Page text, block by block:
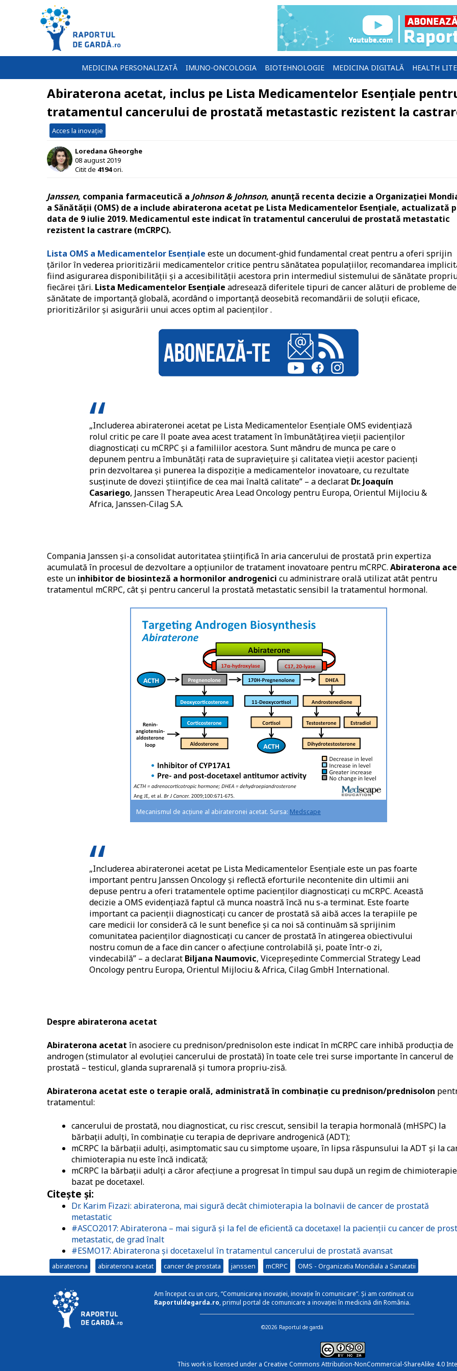
MEDICINA PERSONALIZATĂ IMUNO-ONCOLOGIA BIOTEHNOLOGIE MEDICINA DIGITALĂ HEALTH
Abiraterona acetat, inclus pe Lista Medicamentelor Esențiale
tratamentul cancerului de prostată metastastic rezistent la
Acces la inovație
Loredana Gheorghe
08 august 2019
Citit de 4194ori.
Janssen, compania farmaceutică a Johnson & Johnson, anunţă recenta decizie a Organizației
a Sănătății (OMS) de a include abiraterona acetat pe Lista Medicamentelor Esențiale, actualizată
data de 9 iulie 2019. Medicamentul este indicat în tratamentul cancerului de prostată metastatic
rezistent la castrare (mCRPC).
Lista OMS a Medicamentelor Esențiale este un document-ghid fundamental creat pentru a oferi sprijin
ţărilor în vederea prioritizării medicamentelor critice pentru sănătatea populaţiilor, recomandarea
fiind asigurarea disponibilităţii şi a accesibilităţii acestora prin intermediul sistemului de sănătate
fiecărei țări. Lista Medicamentelor Esențiale adresează diferitele tipuri de cancer alături de probleme de
sănătate de importanță globală, acordând o importanță deosebită recomandării de soluții eficace,
prioritizărilor și asigurării unui acces optim al pacienților .
„Includerea abirateronei acetat pe Lista Medicamentelor Esențiale OMS evidenţiază
rolul critic pe care îl poate avea acest tratament în îmbunătățirea vieții pacienților
diagnosticaţi cu mCRPC și a familiilor acestora. Sunt mândru de munca pe care o
depunem pentru a îmbunătăţi rata de supraviețuire și calitatea vieții acestor pacienţi
prin dezvoltarea și punerea la dispoziție a medicamentelor inovatoare, cu rezultate
susținute de dovezi științifice de cea mai înaltă calitate” – a declarat Dr. Joaquín
Casariego, Janssen Therapeutic Area Lead Oncology pentru Europa, Orientul Mijlociu &
Africa, Janssen-Cilag S.A.
Compania Janssen și-a consolidat autoritatea științifică în aria cancerului de prostată prin expertiza
acumulată în procesul de dezvoltare a opțiunilor de tratament inovatoare pentru mCRPC. Abiraterona
este un inhibitor de biosinteză a hormonilor androgenici cu administrare orală utilizat atât pentru
tratamentul mCRPC, cât și pentru cancerul la prostată metastatic sensibil la tratamentul hormonal.
Mecanismul de acțiune al abirateronei acetat. Sursa: Medscape
„Includerea abirateronei acetat pe Lista Medicamentelor Esențiale este un pas foarte
important pentru Janssen Oncology și reflectă eforturile necontenite din ultimii ani
depuse pentru a oferi tratamentele optime pacienților diagnosticaţi cu mCRPC. Această
decizie a OMS evidenţiază faptul că munca noastră încă nu s-a terminat. Este foarte
important ca pacienții diagnosticaţi cu cancer de prostată să aibă acces la terapiile pe
care medicii lor consideră că le sunt benefice și ca noi să continuăm să sprijinim
comunitatea pacienților diagnosticaţi cu cancer de prostată în atingerea obiectivului
nostru comun de a face din cancer o afecțiune controlabilă și, poate într-o zi,
vindecabilă” – a declarat Biljana Naumovic, Vicepreşedinte Commercial Strategy Lead
Oncology pentru Europa, Orientul Mijlociu & Africa, Cilag GmbH International.
Despre abiraterona acetat
Abiraterona acetat în asociere cu prednison/prednisolon este indicat în mCRPC care inhibă producția de
androgen (stimulator al evoluţiei cancerului de prostată) în toate cele trei surse importante în cancerul de
prostată – testicul, glanda suprarenală și tumora propriu-zisă.
Abiraterona acetat este o terapie orală, administrată în combinație cu prednison/prednisolon
tratamentul:
cancerului de prostată, nou diagnosticat, cu risc crescut, sensibil la terapia hormonală (mHSPC) la
bărbații adulți, în combinație cu terapia de deprivare androgenică (ADT);
mCRPC la bărbații adulți, asimptomatic sau cu simptome ușoare, în lipsa răspunsului la ADT și la
chimioterapia nu este încă indicată;
mCRPC la bărbații adulți a căror afecțiune a progresat în timpul sau după un regim de chimioterapie
bazat pe docetaxel.
Citește și:
Dr. Karim Fizazi: abiraterona, mai sigură decât chimioterapia la bolnavii de cancer de prostată
metastatic
#ASCO2017: Abiraterona – mai sigură și la fel de eficientă ca docetaxel la pacienții cu cancer de
metastatic, de grad înalt
#ESMO17: Abiraterona și docetaxelul în tratamentul cancerului de prostată avansat
abiraterona abiraterona acetat cancer de prostata janssen mCRPC OMS - Organizatia Mondiala a Sanatatii
Am început cu un curs, “Comunicarea inovației, inovație în comunicare”. Și am continuat cu
Raportuldegarda.ro, primul portal de comunicare a inovației în medicină din România.
©2026 Raportul de gardă
This work is licensed under a Creative Commons Attribution-NonCommercial-ShareAlike 4.0